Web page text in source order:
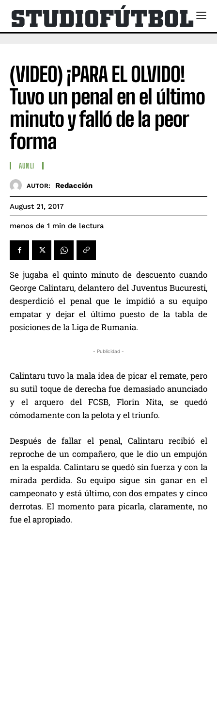
(VIDEO) ¡PARA EL OLVIDO!
Tuvo un penal en el último
minuto y falló de la peor
forma
AUNLI
AUTOR: Redacción
August 21, 2017
menos de 1 min de lectura
Se jugaba el quinto minuto de descuento cuando
George Calintaru, delantero del Juventus Bucuresti,
desperdició el penal que le impidió a su equipo
empatar y dejar el último puesto de la tabla de
posiciones de la Liga de Rumania.
- Publicidad -
Calintaru tuvo la mala idea de picar el remate, pero
su sutil toque de derecha fue demasiado anunciado
y el arquero del FCSB, Florin Nita, se quedó
cómodamente con la pelota y el triunfo.
Después de fallar el penal, Calintaru recibió el
reproche de un compañero, que le dio un empujón
en la espalda. Calintaru se quedó sin fuerza y con la
mirada perdida. Su equipo sigue sin ganar en el
campeonato y está último, con dos empates y cinco
derrotas. El momento para picarla, claramente, no
fue el apropiado.